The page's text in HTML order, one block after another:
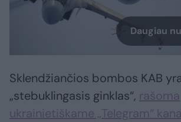
Daugiau
Sklendžiančios bombos KAB
„stebuklingasis ginklas“, rašoma
ukrainietiškame „Telegram“